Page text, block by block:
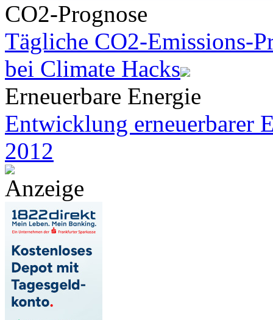
CO2-Prognose
Tägliche CO2-Emissions-
bei Climate Hacks
Erneuerbare Energie
Entwicklung erneuerbarer
2012
Anzeige